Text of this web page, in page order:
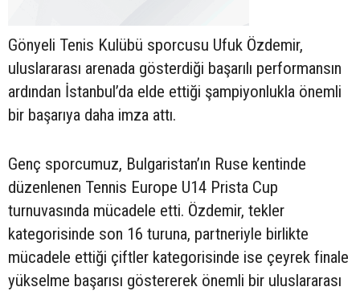
Gönyeli Tenis Kulübü sporcusu Ufuk Özdemir,
uluslararası arenada gösterdiği başarılı performansın
ardından İstanbul’da elde ettiği şampiyonlukla önemli
bir başarıya daha imza attı.
Genç sporcumuz, Bulgaristan’ın Ruse kentinde
düzenlenen Tennis Europe U14 Prista Cup
turnuvasında mücadele etti. Özdemir, tekler
kategorisinde son 16 turuna, partneriyle birlikte
mücadele ettiği çiftler kategorisinde ise çeyrek finale
yükselme başarısı göstererek önemli bir uluslararası